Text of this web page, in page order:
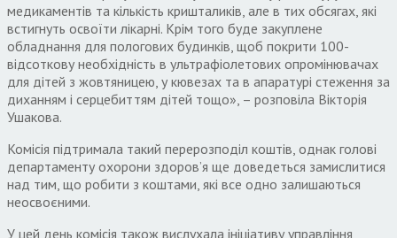
медикаментів та кількість кришталиків, але в тих обсягах, які
встигнуть освоїти лікарні. Крім того буде закуплене
обладнання для пологових будинків, щоб покрити 100-
відсоткову необхідність в ультрафіолетових опромінювачах
для дітей з жовтяницею, у кювезах та в апаратурі стеження за
диханням і серцебиттям дітей тощо», – розповіла Вікторія
Ушакова.
Комісія підтримала такий перерозподіл коштів, однак голові
департаменту охорони здоров’я ще доведеться замислитися
над тим, що робити з коштами, які все одно залишаються
неосвоєними.
У цей день комісія також вислухала ініціативу управління